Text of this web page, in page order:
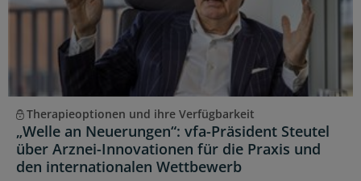
Therapieoptionen und ihre Verfügbarkeit
„Welle an Neuerungen“: vfa-Präsident Steutel
über Arznei-Innovationen für die Praxis und
den internationalen Wettbewerb